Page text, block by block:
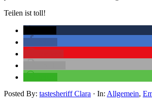
Teilen ist toll!
Posted By: tastesheriff Clara · In: Allgemein,